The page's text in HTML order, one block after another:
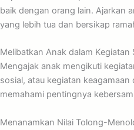
baik dengan orang lain. Ajarkan
yang lebih tua dan bersikap
Melibatkan Anak dalam Kegiatan
Mengajak anak mengikuti
sosial, atau kegiatan
memahami pentingnya
Menanamkan Nilai Tolong-